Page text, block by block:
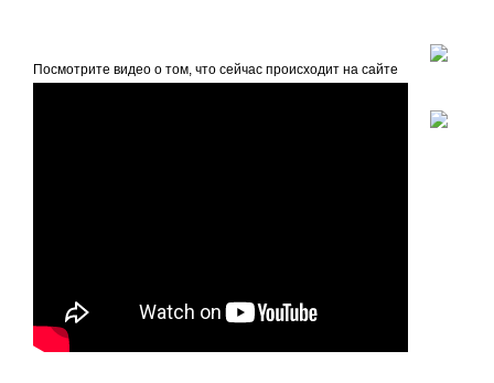
Посмотрите видео о том, что сейчас происходит на сайте